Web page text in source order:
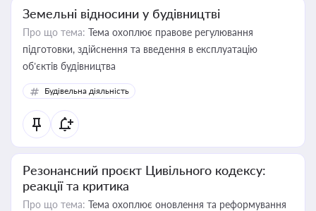
Земельні відносини у будівництві
Про що тема: Тема охоплює правове регулювання
підготовки, здійснення та введення в експлуатацію
об’єктів будівництва
Будівельна діяльність
Резонансний проєкт Цивільного кодексу:
реакції та критика
Про що тема: Тема охоплює оновлення та реформування